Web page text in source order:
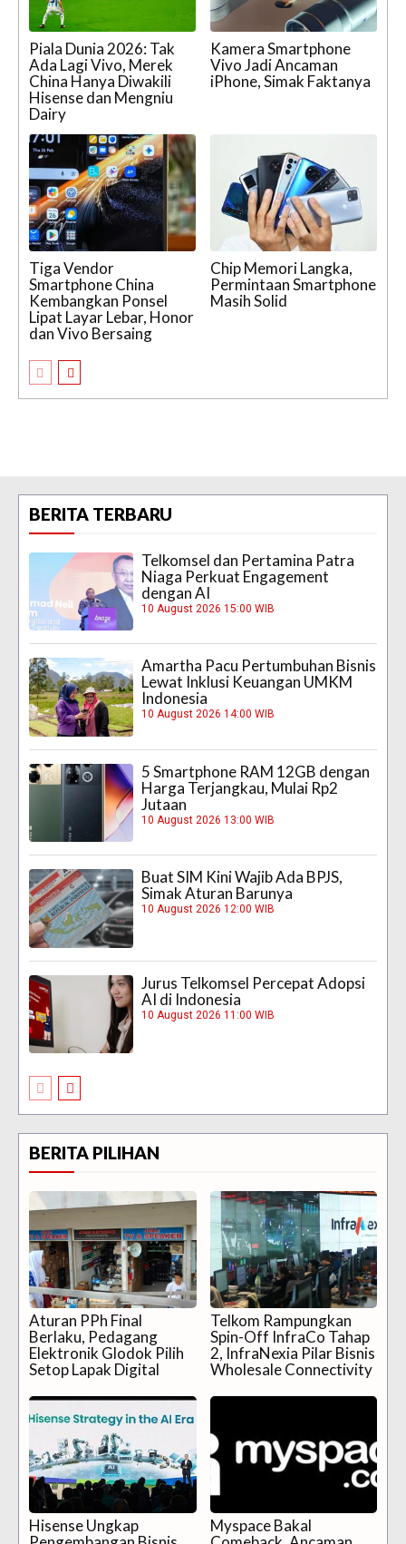
Piala Dunia 2026: Tak
Ada Lagi Vivo, Merek
China Hanya Diwakili
Hisense dan Mengniu
Dairy
Kamera Smartphone
Vivo Jadi Ancaman
iPhone, Simak Faktanya
Tiga Vendor
Smartphone China
Kembangkan Ponsel
Lipat Layar Lebar, Honor
dan Vivo Bersaing
Chip Memori Langka,
Permintaan Smartphone
Masih Solid
BERITA TERBARU
Telkomsel dan Pertamina Patra
Niaga Perkuat Engagement
dengan AI
10 August 2026 15:00 WIB
Amartha Pacu Pertumbuhan Bisnis
Lewat Inklusi Keuangan UMKM
Indonesia
10 August 2026 14:00 WIB
5 Smartphone RAM 12GB dengan
Harga Terjangkau, Mulai Rp2
Jutaan
10 August 2026 13:00 WIB
Buat SIM Kini Wajib Ada BPJS,
Simak Aturan Barunya
10 August 2026 12:00 WIB
Jurus Telkomsel Percepat Adopsi
AI di Indonesia
10 August 2026 11:00 WIB
BERITA PILIHAN
Aturan PPh Final
Berlaku, Pedagang
Elektronik Glodok Pilih
Setop Lapak Digital
Telkom Rampungkan
Spin-Off InfraCo Tahap
2, InfraNexia Pilar Bisnis
Wholesale Connectivity
Hisense Ungkap
Myspace Bakal